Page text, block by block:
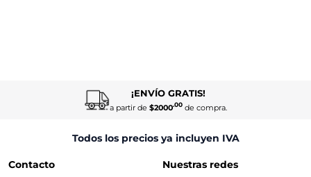
¡ENVÍO GRATIS!
a partir de $2000.00de compra.
Todos los precios ya incluyen IVA
Contacto Nuestras redes